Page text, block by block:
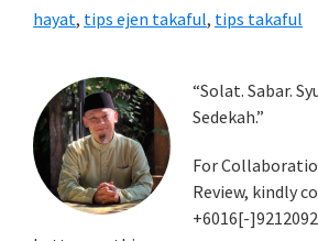
hayat, tips ejen takaful, tips takaful
Primary
Sidebar
“Solat. Sabar.
Sedekah.”
For
Review, kindly
+6016[-